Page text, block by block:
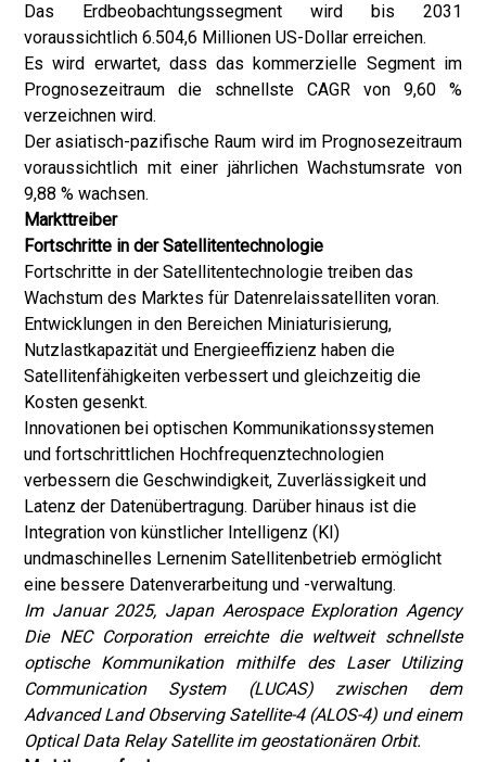
Das Erdbeobachtungssegment wird bis 2031
voraussichtlich 6.504,6 Millionen US-Dollar erreichen.
Es wird erwartet, dass das kommerzielle Segment im
Prognosezeitraum die schnellste CAGR von 9,60 %
verzeichnen wird.
Der asiatisch-pazifische Raum wird im Prognosezeitraum
voraussichtlich mit einer jährlichen Wachstumsrate von
9,88 % wachsen.
Markttreiber
Fortschritte in der Satellitentechnologie
Fortschritte in der Satellitentechnologie treiben das
Wachstum des Marktes für Datenrelaissatelliten voran.
Entwicklungen in den Bereichen Miniaturisierung,
Nutzlastkapazität und Energieeffizienz haben die
Satellitenfähigkeiten verbessert und gleichzeitig die
Kosten gesenkt.
Innovationen bei optischen Kommunikationssystemen
und fortschrittlichen Hochfrequenztechnologien
verbessern die Geschwindigkeit, Zuverlässigkeit und
Latenz der Datenübertragung. Darüber hinaus ist die
Integration von künstlicher Intelligenz (KI)
undmaschinelles Lernenim Satellitenbetrieb ermöglicht
eine bessere Datenverarbeitung und -verwaltung.
Im Januar 2025, Japan Aerospace Exploration Agency
Die NEC Corporation erreichte die weltweit schnellste
optische Kommunikation mithilfe des Laser Utilizing
Communication System (LUCAS) zwischen dem
Advanced Land Observing Satellite-4 (ALOS-4) und einem
Optical Data Relay Satellite im geostationären Orbit.